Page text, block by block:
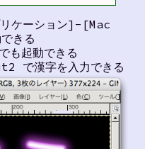
ーション]-[Mac
きる
起動できる
で漢字を入力できる